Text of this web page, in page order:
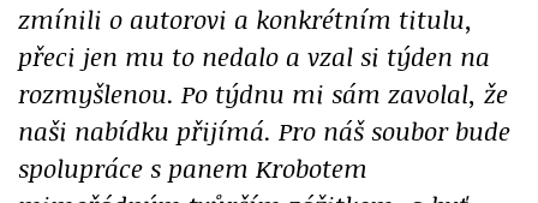
zmínili o autorovi a konkrétním titulu,
přeci jen mu to nedalo a vzal si týden na
rozmyšlenou. Po týdnu mi sám zavolal, že
naši nabídku přijímá. Pro náš soubor bude
spolupráce s panem Krobotem